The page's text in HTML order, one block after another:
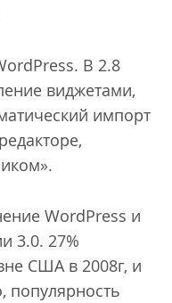
В 2.8
виджетами,
импорт
WordPress и
3.0. 27%
США в 2008г, и
популярность